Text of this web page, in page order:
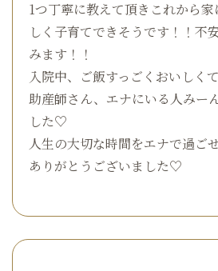
1つ丁寧に教えて頂きこれから
しく子育てできそうです！！不
みます！！
入院中、ご飯すっごくおいしく
助産師さん、エナにいる人みー
した♡
人生の大切な時間をエナで過ご
ありがとうございました♡